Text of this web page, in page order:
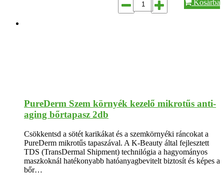
Kosárba
PureDerm Szem környék kezelő mikrotűs anti-
aging bőrtapasz 2db
Csökkentsd a sötét karikákat és a szemkörnyéki ráncokat a
PureDerm mikrotűs tapaszával. A K-Beauty által fejlesztett
TDS (TransDermal Shipment) technilógia a hagyományos
maszkoknál hatékonyabb hatóanyagbevitelt biztosít és képes a
bőr…